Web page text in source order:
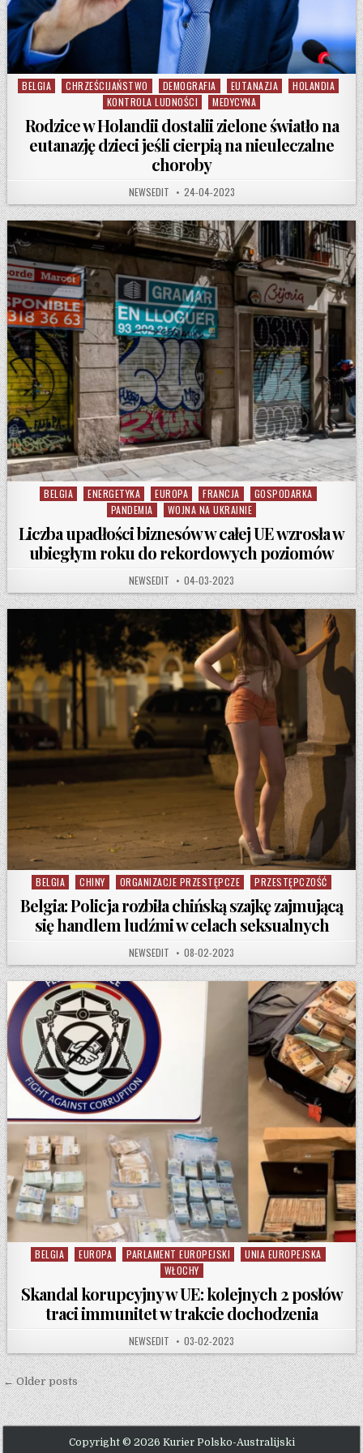
Posted in
BELGIA CHRZEŚCIJAŃSTWO DEMOGRAFIA EUTANAZJA
HOLANDIA
KONTROLA LUDNOŚCI
MEDYCYNA
Rodzice w Holandii dostalii zielone światło na
eutanazję dzieci jeśli cierpią na nieuleczalne
choroby
AUTHOR:
NEWSEDIT PUBLISHED DATE:
24-04-2023
Posted in
BELGIA ENERGETYKA EUROPA FRANCJA
GOSPODARKA
PANDEMIA
WOJNA NA UKRAINIE
Liczba upadłości biznesów w całej UE wzrosła w
ubiegłym roku do rekordowych poziomów
AUTHOR:
NEWSEDIT PUBLISHED DATE:
04-03-2023
Posted in
BELGIA CHINY ORGANIZACJE PRZESTĘPCZE PRZESTĘPCZOŚĆ
Belgia: Policja rozbiła chińską szajkę zajmującą
się handlem ludźmi w celach seksualnych
AUTHOR:
NEWSEDIT PUBLISHED DATE:
08-02-2023
Posted in
BELGIA EUROPA PARLAMENT EUROPEJSKI
UNIA EUROPEJSKA
WŁOCHY
Skandal korupcyjny w UE: kolejnych 2 posłów
traci immunitet w trakcie dochodzenia
AUTHOR:
NEWSEDIT PUBLISHED DATE:
03-02-2023
Posts navigation
← Older posts
Copyright © 2026 Kurier Polsko-Australijski